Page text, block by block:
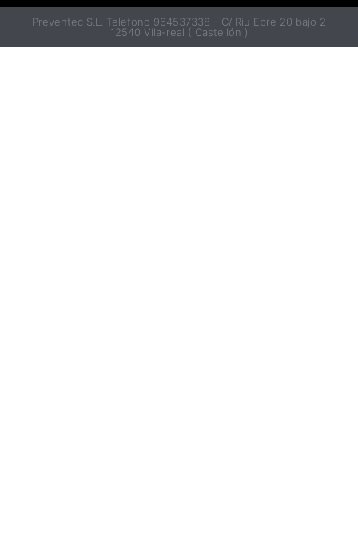
Preventec S.L. Telefono 964537338 - C/ Riu Ebre 20 bajo 2
12540 Vila-real ( Castellón )